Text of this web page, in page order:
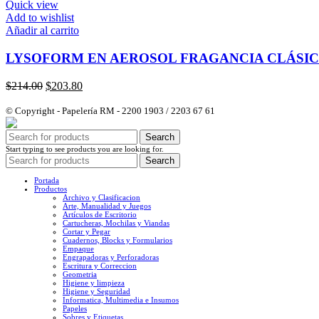
Quick view
Add to wishlist
Añadir al carrito
LYSOFORM EN AEROSOL FRAGANCIA
$214.00 El
original
$214.00.
$203.80El
actual
$203.80.
© Copyright - Papelería RM - 2200 1903 / 2203 67 61
Search
Start typing to see products you are looking for.
Search
Portada
Productos
Archivo y Clasificacion
Arte, Manualidad y Juegos
Artículos de Escritorio
Cartucheras, Mochilas y Viandas
Cortar y Pegar
Cuadernos, Blocks y Formularios
Empaque
Engrapadoras y Perforadoras
Escritura y Correccion
Geometria
Higiene y limpieza
Higiene y Seguridad
Informatica, Multimedia e Insumos
Papeles
Sobres y Etiquetas